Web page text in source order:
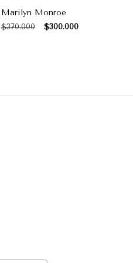
Marilyn Monroe
$370.000 $300.000